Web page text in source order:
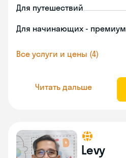
Для путешествий
Для начинающих - премиум
Все услуги и цены (4)
Читать дальше
Levy